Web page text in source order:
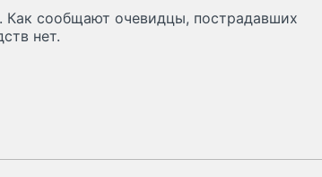
сообщают очевидцы, пострадавших
нет.